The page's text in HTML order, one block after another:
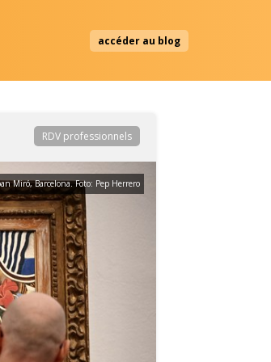
accéder au blog
RDV professionnels
Miró, Barcelona. Foto: Pep Herrero